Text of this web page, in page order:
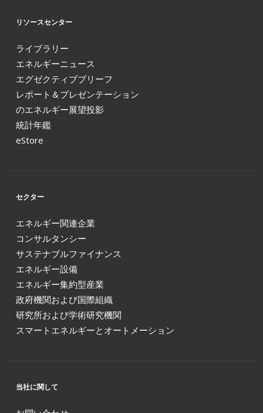
リソースセンター
ライブラリー
エネルギーニュース
エグゼクティブブリーフ
レポート＆プレゼンテーション
のエネルギー展望投影
統計年鑑
eStore
セクター
エネルギー関連企業
コンサルタンシー
サステナブルファイナンス
エネルギー設備
エネルギー集約型産業
政府機関および国際組織
研究所および学術研究機関
スマートエネルギーとオートメーション
当社に関して